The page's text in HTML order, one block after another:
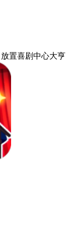
放置喜剧中心大亨